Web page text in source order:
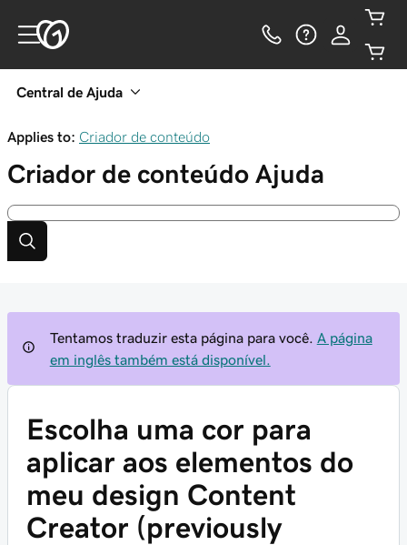
Central de Ajuda
Applies to: Criador de conteúdo
Criador de conteúdo Ajuda
Tentamos traduzir esta página para você.
A página
em inglês também está disponível.
Escolha uma cor para
aplicar aos elementos do
meu design Content
Creator (previously